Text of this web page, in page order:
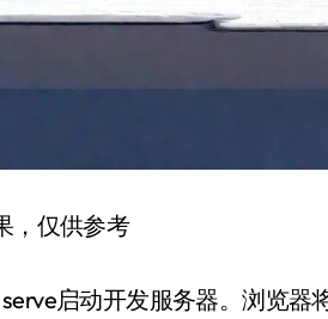
，仅供参考
启动开发服务器。浏览器